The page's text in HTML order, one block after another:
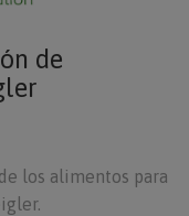
de
los alimentos para